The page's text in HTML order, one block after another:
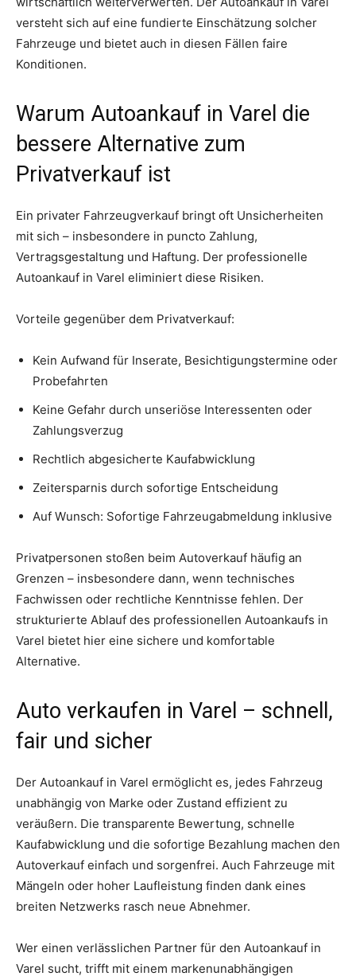
versteht sich auf eine fundierte Einschätzung solcher
Fahrzeuge und bietet auch in diesen Fällen faire
Konditionen.
Warum Autoankauf in Varel die
bessere Alternative zum
Privatverkauf ist
Ein privater Fahrzeugverkauf bringt oft Unsicherheiten
mit sich – insbesondere in puncto Zahlung,
Vertragsgestaltung und Haftung. Der professionelle
Autoankauf in Varel eliminiert diese Risiken.
Vorteile gegenüber dem Privatverkauf:
Kein Aufwand für Inserate, Besichtigungstermine oder
Probefahrten
Keine Gefahr durch unseriöse Interessenten oder
Zahlungsverzug
Rechtlich abgesicherte Kaufabwicklung
Zeitersparnis durch sofortige Entscheidung
Auf Wunsch: Sofortige Fahrzeugabmeldung inklusive
Privatpersonen stoßen beim Autoverkauf häufig an
Grenzen – insbesondere dann, wenn technisches
Fachwissen oder rechtliche Kenntnisse fehlen. Der
strukturierte Ablauf des professionellen Autoankaufs in
Varel bietet hier eine sichere und komfortable
Alternative.
Auto verkaufen in Varel – schnell,
fair und sicher
Der Autoankauf in Varel ermöglicht es, jedes Fahrzeug
unabhängig von Marke oder Zustand effizient zu
veräußern. Die transparente Bewertung, schnelle
Kaufabwicklung und die sofortige Bezahlung machen den
Autoverkauf einfach und sorgenfrei. Auch Fahrzeuge mit
Mängeln oder hoher Laufleistung finden dank eines
breiten Netzwerks rasch neue Abnehmer.
Wer einen verlässlichen Partner für den Autoankauf in
Varel sucht, trifft mit einem markenunabhängigen